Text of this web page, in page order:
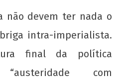
não devem ter nada o
intra-imperialista.
final da política
com